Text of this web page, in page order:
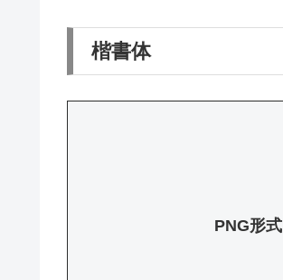
楷書体
PNG形式